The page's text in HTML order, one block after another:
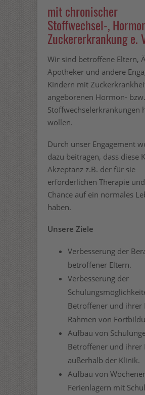
mit chronischer
Stoffwechsel-,
Zuckererkrankung e.
Wir sind betroffene Eltern,
Apotheker und andere
Kindern mit
angeborenen Hormon- bzw.
Stoffwechselerkrankungen
wollen.
Durch unser Engagement
dazu beitragen, dass diese
Akzeptanz z.B. der für sie
erforderlichen Therapie
Chance auf ein normales
haben.
Unsere Ziele
Verbesserung der
betroffener Eltern.
Verbesserung der
Betroffener und ihrer
Rahmen von
Aufbau von
Betroffener und ihrer
außerhalb der Klinik.
Aufbau von
Ferienlagern mit